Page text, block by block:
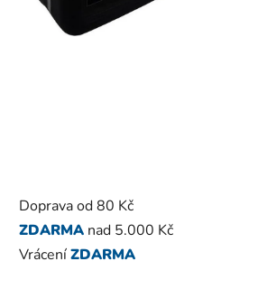
Doprava od 80 Kč
ZDARMA nad 5.000 Kč
VráceníZDARMA